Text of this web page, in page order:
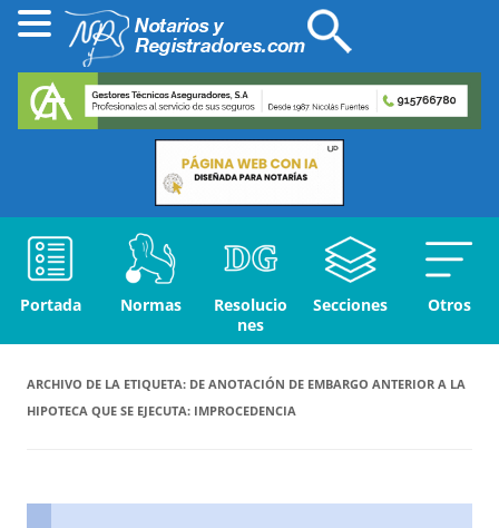
Portada Normas
Resolucio
nes
Secciones Otros
ARCHIVO DE LA ETIQUETA: DE ANOTACIÓN DE EMBARGO ANTERIOR A LA
HIPOTECA QUE SE EJECUTA: IMPROCEDENCIA